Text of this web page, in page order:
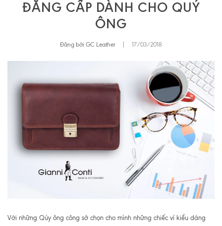
ĐẲNG CẤP DÀNH CHO QUÝ
ÔNG
Đăng bởi GC Leather 17/03/2018
Với những Qúy ông công sở chọn cho mình những chiếc ví kiểu dáng